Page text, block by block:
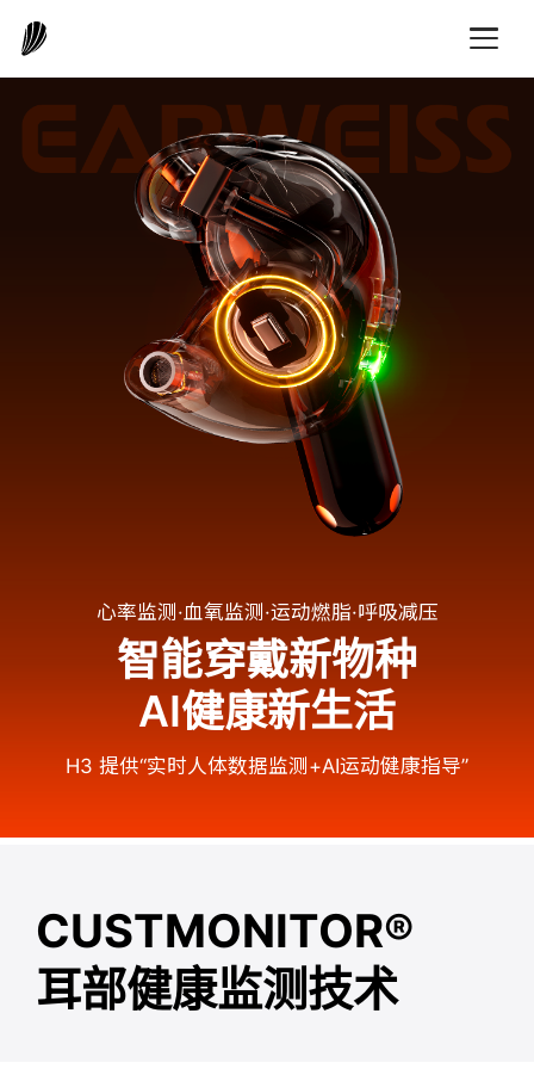
心率监测·血氧监测·运动燃脂·呼吸减压
智能穿戴新物种
AI健康新生活
H3 提供“实时人体数据监测+AI运动健康指导”
CUSTMONITOR®
耳部健康监测技术